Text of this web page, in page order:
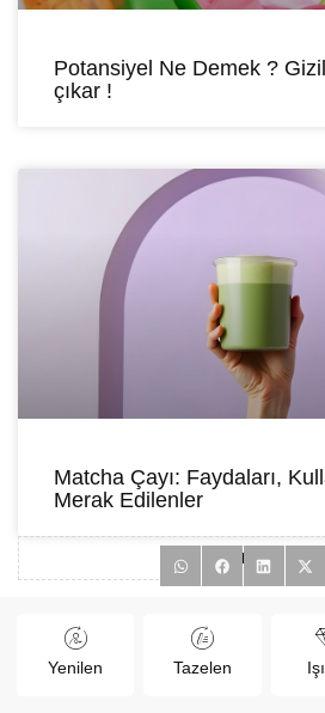
Potansiyel Ne Demek ?
çıkar !
Matcha Çayı: Faydaları,
Merak Edilenler
EDITÖR
Yenilen Tazelen